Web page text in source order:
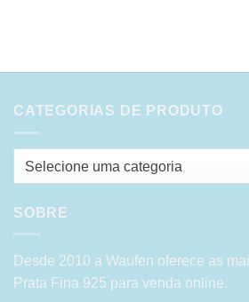
CATEGORIAS DE PRODUTO
Selecione uma categoria
SOBRE
Desde 2010 a Waufen oferece as
Prata Fina 925 para venda online.